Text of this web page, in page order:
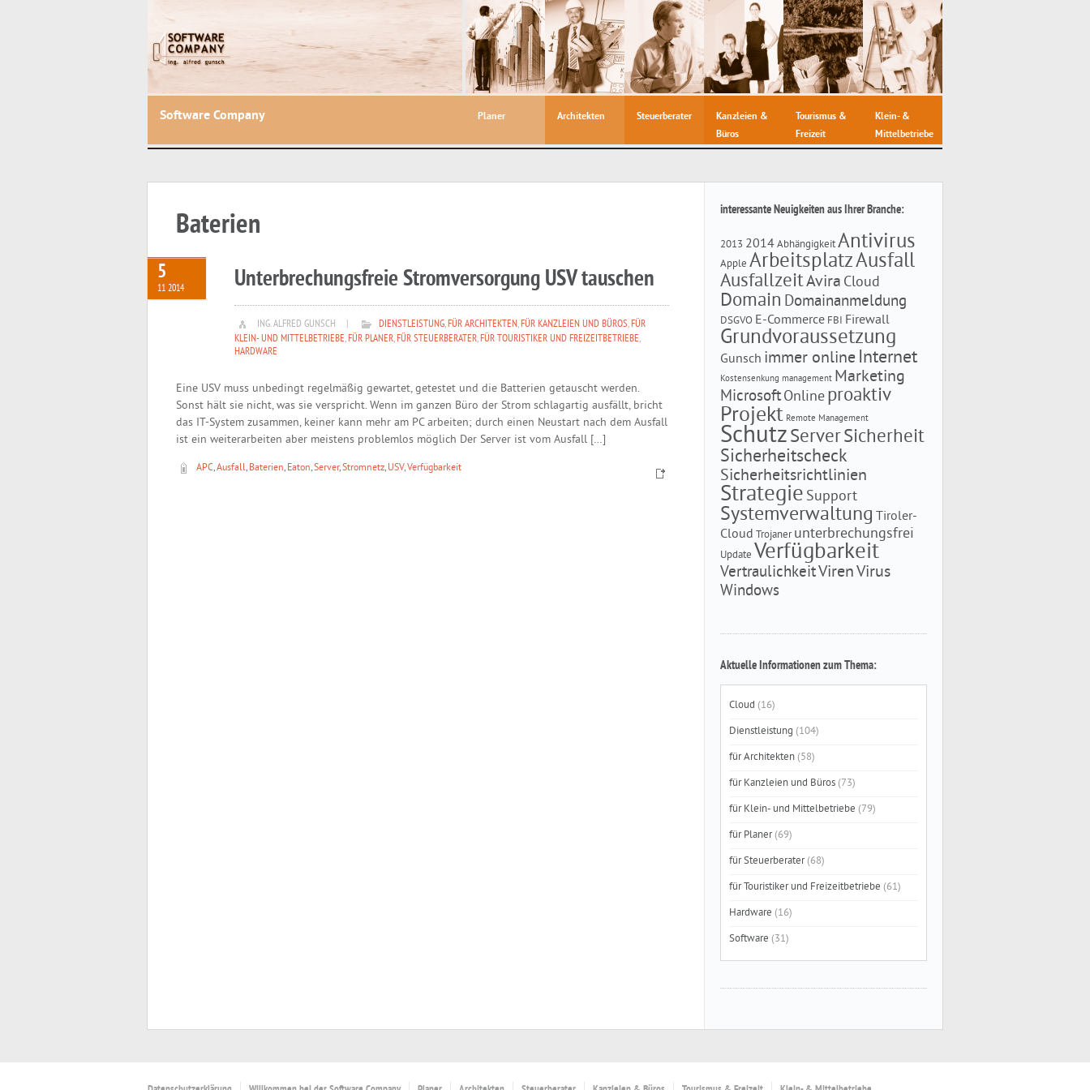
Software Company Planer Architekten Steuerberater
Kanzleien &
Büros
Tourismus &
Freizeit
Klein- &
Mittelbetriebe
Baterien
5
11 2014 Unterbrechungsfreie Stromversorgung USV tauschen
ING. ALFRED GUNSCH DIENSTLEISTUNG,FÜR ARCHITEKTEN,FÜR KANZLEIEN UND BÜROS,FÜR
KLEIN- UND MITTELBETRIEBE,FÜR PLANER,FÜR STEUERBERATER,FÜR TOURISTIKER UND FREIZEITBETRIEBE,
HARDWARE
Eine USV muss unbedingt regelmäßig gewartet, getestet und die Batterien getauscht werden.
Sonst hält sie nicht, was sie verspricht. Wenn im ganzen Büro der Strom schlagartig ausfällt, bricht
das IT-System zusammen, keiner kann mehr am PC arbeiten; durch einen Neustart nach dem Ausfall
ist ein weiterarbeiten aber meistens problemlos möglich Der Server ist vom Ausfall […]
APC,Ausfall, Baterien, Eaton,Server,Stromnetz, USV,Verfügbarkeit
interessante Neuigkeiten aus Ihrer Branche:
2013 2014AbhängigkeitAntivirus
Apple ArbeitsplatzAusfall
AusfallzeitAvira Cloud
Domain Domainanmeldung
DSGVO E-Commerce FBI Firewall
Grundvoraussetzung
Gunsch immer onlineInternet
Kostensenkung management Marketing
MicrosoftOnlineproaktiv
Projekt Remote Management
SchutzServerSicherheit
Sicherheitscheck
Sicherheitsrichtlinien
Strategie Support
Systemverwaltung Tiroler-
Cloud Trojaner unterbrechungsfrei
Update Verfügbarkeit
VertraulichkeitVirenVirus
Windows
Aktuelle Informationen zum Thema:
Cloud (16)
Dienstleistung (104)
für Architekten (58)
für Kanzleien und Büros (73)
für Klein- und Mittelbetriebe (79)
für Planer(69)
für Steuerberater(68)
für Touristiker und Freizeitbetriebe (61)
Hardware (16)
Software (31)